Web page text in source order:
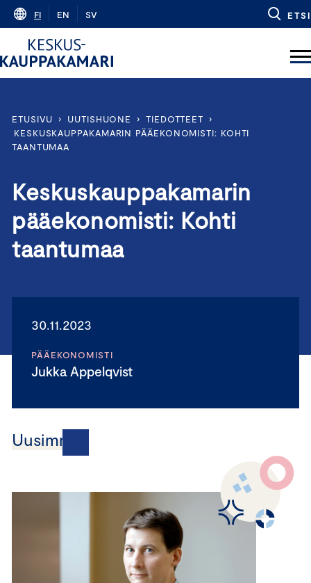
Skip
content
FI EN SV ETSI
ETUSIVU › UUTISHUONE › TIEDOTTEET
›
KESKUSKAUPPAKAMARIN PÄÄEKONOMISTI: KOHTI
TAANTUMAA
Keskuskauppakamarin
pääekonomisti: Kohti
taantumaa
30.11.2023
PÄÄEKONOMISTI
Jukka Appelqvist
Uusimmat